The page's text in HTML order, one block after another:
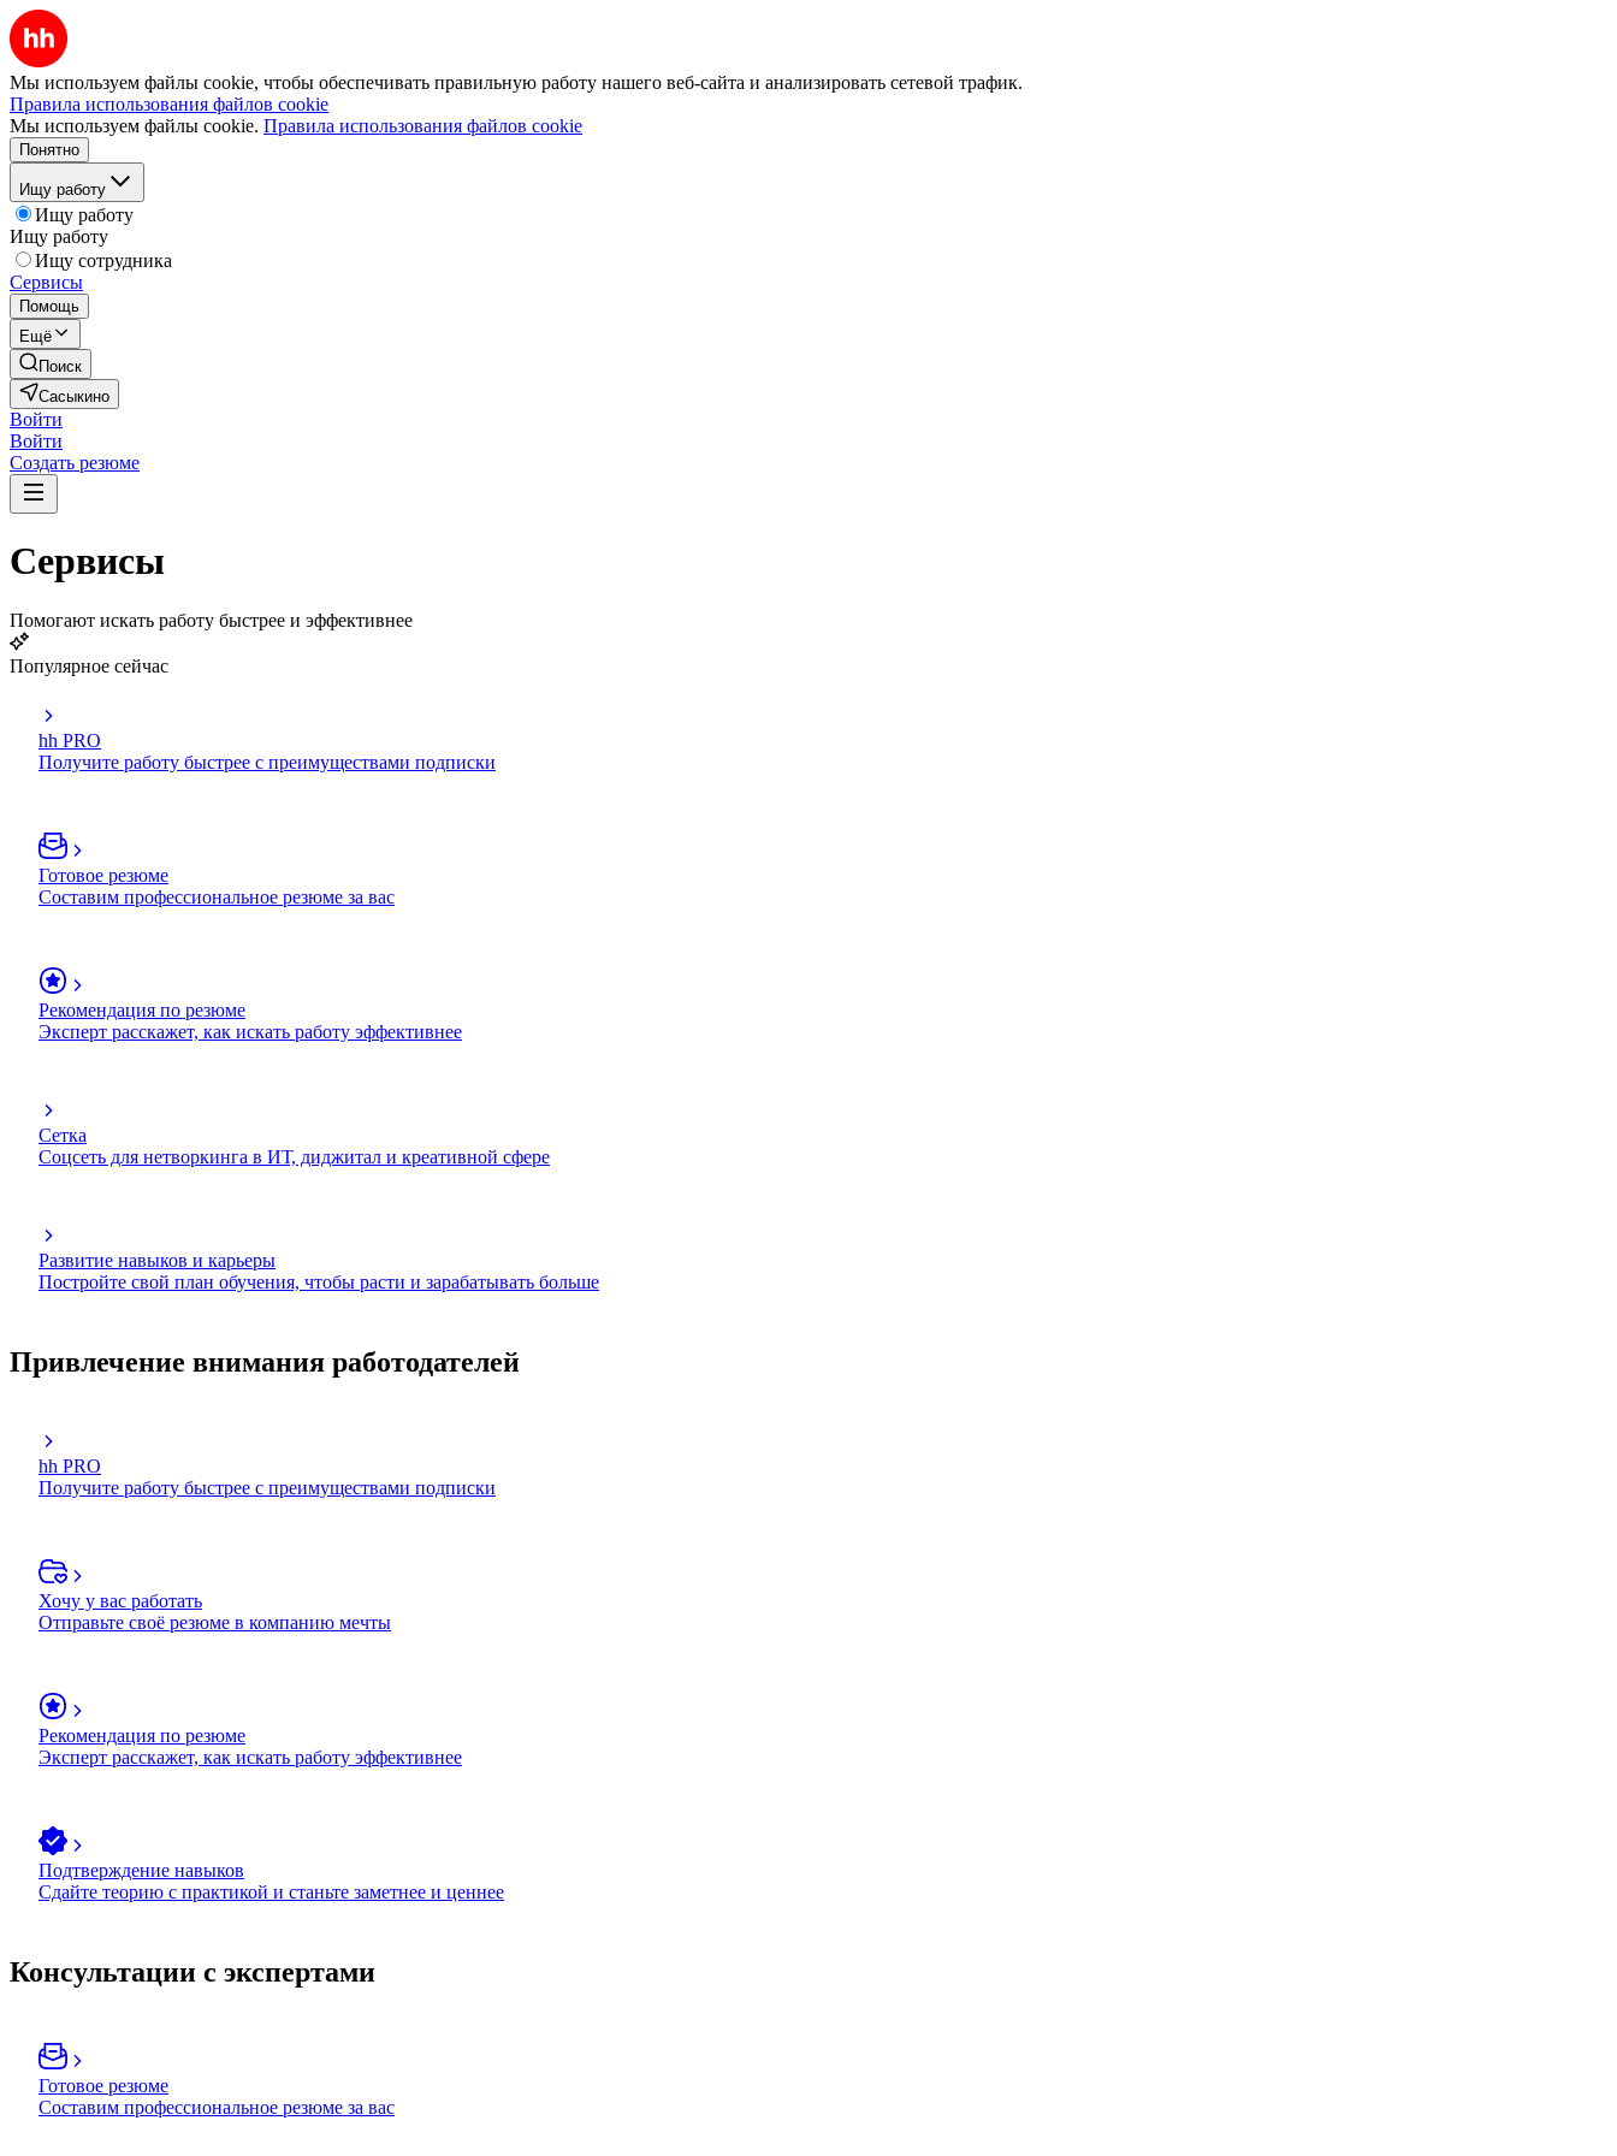
Мы используем файлы cookie, чтобы обеспечивать правильную работу нашего веб-сайта и анализировать сетевой трафик.
Правила использования файлов cookie
Мы используем файлы cookie. Правила использования файлов cookie
Понятно
Ищу работу
Ищу работу
Ищу работу
Ищу сотрудника
Сервисы
Помощь
Ещё
Поиск
Сасыкино
Войти
Войти
Создать резюме
Сервисы
Помогают искать работу быстрее и эффективнее
Популярное сейчас
hh PRO
Получите работу быстрее с преимуществами подписки
Готовое резюме
Составим профессиональное резюме за вас
Рекомендация по резюме
Эксперт расскажет, как искать работу эффективнее
Сетка
Соцсеть для нетворкинга в ИТ, диджитал и креативной сфере
Развитие навыков и карьеры
Постройте свой план обучения, чтобы расти и зарабатывать больше
Привлечение внимания работодателей
hh PRO
Получите работу быстрее с преимуществами подписки
Хочу у вас работать
Отправьте своё резюме в компанию мечты
Рекомендация по резюме
Эксперт расскажет, как искать работу эффективнее
Подтверждение навыков
Сдайте теорию с практикой и станьте заметнее и ценнее
Консультации с экспертами
Готовое резюме
Составим профессиональное резюме за вас